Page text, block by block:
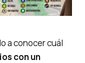
a conocer cuál
con un